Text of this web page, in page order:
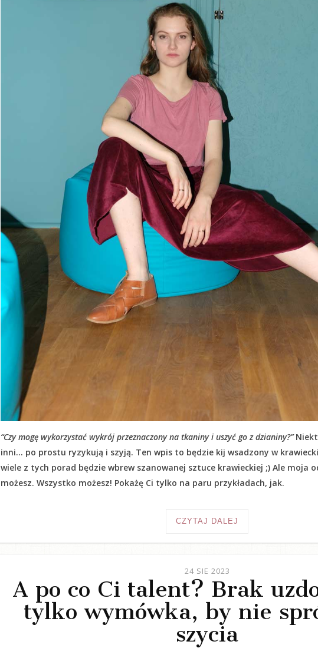
“Czy mogę wykorzystać wykrój przeznaczony na tkaniny i uszyć go z dzianiny?”
inni… po prostu ryzykują i szyją. Ten wpis to będzie kij wsadzony w
wiele z tych porad będzie wbrew szanowanej sztuce krawieckiej ;) Ale moja
możesz. Wszystko możesz! Pokażę Ci tylko na paru przykładach, jak.
CZYTAJ DALEJ
24 SIE 2023
A po co Ci talent? Brak
tylko wymówka, by nie
szycia